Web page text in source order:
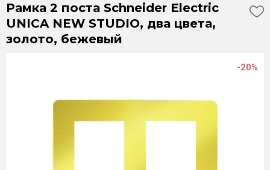
Рамка 2 поста Schneider Electric
UNICA NEW STUDIO, два цвета,
золото, бежевый
-20%